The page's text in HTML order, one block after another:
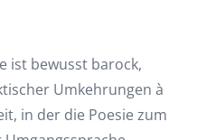
ist bewusst barock,
Umkehrungen à
in der die Poesie zum